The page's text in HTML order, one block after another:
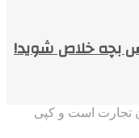
بچه خلاص شوید!
تجارت است و کپی